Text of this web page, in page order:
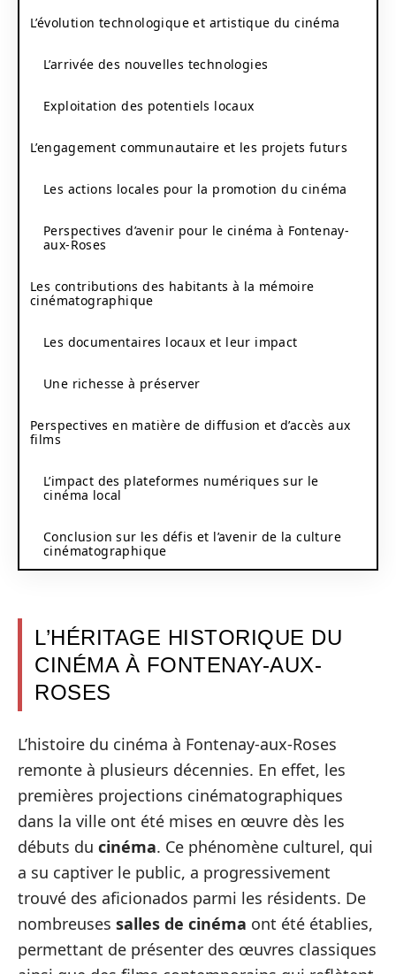
L’évolution technologique et artistique du cinéma
L’arrivée des nouvelles technologies
Exploitation des potentiels locaux
L’engagement communautaire et les projets futurs
Les actions locales pour la promotion du cinéma
Perspectives d’avenir pour le cinéma à Fontenay-
aux-Roses
Les contributions des habitants à la mémoire
cinématographique
Les documentaires locaux et leur impact
Une richesse à préserver
Perspectives en matière de diffusion et d’accès aux
films
L’impact des plateformes numériques sur le
cinéma local
Conclusion sur les défis et l’avenir de la culture
cinématographique
L’HÉRITAGE HISTORIQUE DU
CINÉMA À FONTENAY-AUX-
ROSES
L’histoire du cinéma à Fontenay-aux-Roses
remonte à plusieurs décennies. En effet, les
premières projections cinématographiques
dans la ville ont été mises en œuvre dès les
débuts du cinéma. Ce phénomène culturel, qui
a su captiver le public, a progressivement
trouvé des aficionados parmi les résidents. De
nombreuses salles de cinéma ont été établies,
permettant de présenter des œuvres classiques